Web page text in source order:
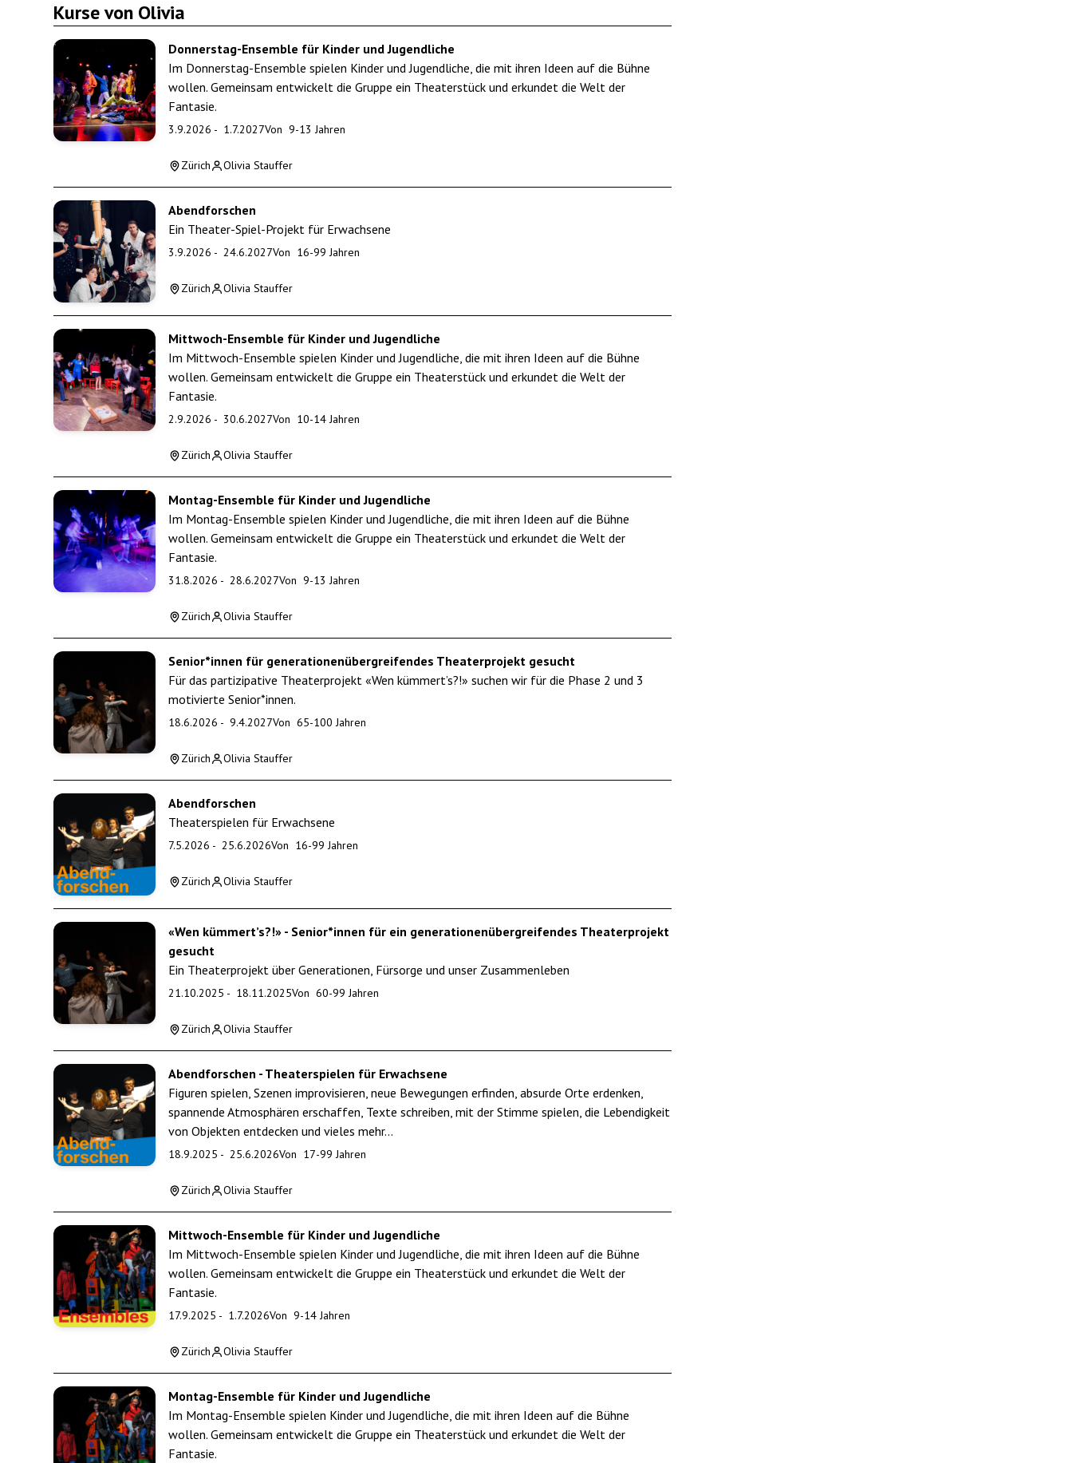
Kurse von Olivia
Donnerstag-Ensemble für Kinder und Jugendliche
Im Donnerstag-Ensemble spielen Kinder und Jugendliche, die mit ihren Ideen auf die Bühne
wollen. Gemeinsam entwickelt die Gruppe ein Theaterstück und erkundet die Welt der
Fantasie.
3.9.2026 - 1.7.2027Von9-13 Jahren
Zürich Olivia Stauffer
Abendforschen
Ein Theater-Spiel-Projekt für Erwachsene
3.9.2026 -24.6.2027Von 16-99 Jahren
Zürich Olivia Stauffer
Mittwoch-Ensemble für Kinder und Jugendliche
Im Mittwoch-Ensemble spielen Kinder und Jugendliche, die mit ihren Ideen auf die Bühne
wollen. Gemeinsam entwickelt die Gruppe ein Theaterstück und erkundet die Welt der
Fantasie.
2.9.2026 - 30.6.2027Von 10-14Jahren
Zürich Olivia Stauffer
Montag-Ensemble für Kinder und Jugendliche
Im Montag-Ensemble spielen Kinder und Jugendliche, die mit ihren Ideen auf die Bühne
wollen. Gemeinsam entwickelt die Gruppe ein Theaterstück und erkundet die Welt der
Fantasie.
31.8.2026 -28.6.2027Von9-13 Jahren
Zürich Olivia Stauffer
Senior*innen für generationenübergreifendes Theaterprojekt gesucht
Für das partizipative Theaterprojekt «Wen kümmert’s?!» suchen wir für die Phase 2 und 3
motivierte Senior*innen.
18.6.2026 -9.4.2027Von65-100 Jahren
Zürich Olivia Stauffer
Abendforschen
Theaterspielen für Erwachsene
7.5.2026 -25.6.2026Von 16-99 Jahren
Zürich Olivia Stauffer
«Wen kümmert’s?!» - Senior*innen für ein generationenübergreifendes Theaterprojekt
gesucht
Ein Theaterprojekt über Generationen, Fürsorge und unser Zusammenleben
21.10.2025 - 18.11.2025Von60-99 Jahren
Zürich Olivia Stauffer
Abendforschen - Theaterspielen für Erwachsene
Figuren spielen, Szenen improvisieren, neue Bewegungen erfinden, absurde Orte erdenken,
spannende Atmosphären erschaffen, Texte schreiben, mit der Stimme spielen, die Lebendigkeit
von Objekten entdecken und vieles mehr...
18.9.2025 -25.6.2026Von 17-99 Jahren
Zürich Olivia Stauffer
Mittwoch-Ensemble für Kinder und Jugendliche
Im Mittwoch-Ensemble spielen Kinder und Jugendliche, die mit ihren Ideen auf die Bühne
wollen. Gemeinsam entwickelt die Gruppe ein Theaterstück und erkundet die Welt der
Fantasie.
17.9.2025 - 1.7.2026Von9-14Jahren
Zürich Olivia Stauffer
Montag-Ensemble für Kinder und Jugendliche
Im Montag-Ensemble spielen Kinder und Jugendliche, die mit ihren Ideen auf die Bühne
wollen. Gemeinsam entwickelt die Gruppe ein Theaterstück und erkundet die Welt der
Fantasie.